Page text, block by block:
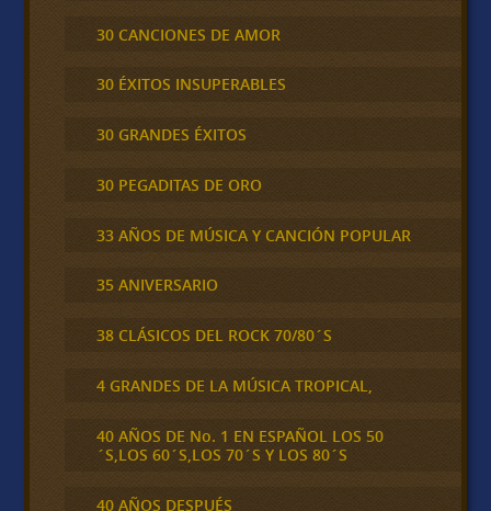
30 CANCIONES DE AMOR
30 ÉXITOS INSUPERABLES
30 GRANDES ÉXITOS
30 PEGADITAS DE ORO
33 AÑOS DE MÚSICA Y CANCIÓN POPULAR
35 ANIVERSARIO
38 CLÁSICOS DEL ROCK 70/80´S
4 GRANDES DE LA MÚSICA TROPICAL,
40 AÑOS DE No. 1 EN ESPAÑOL LOS 50
´S,LOS 60´S,LOS 70´S Y LOS 80´S
40 AÑOS DESPUÉS